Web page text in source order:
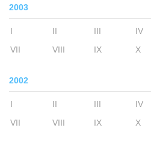
2003
I II III IV
VII
VIII IX X
2002
I II III IV
VII
VIII IX X